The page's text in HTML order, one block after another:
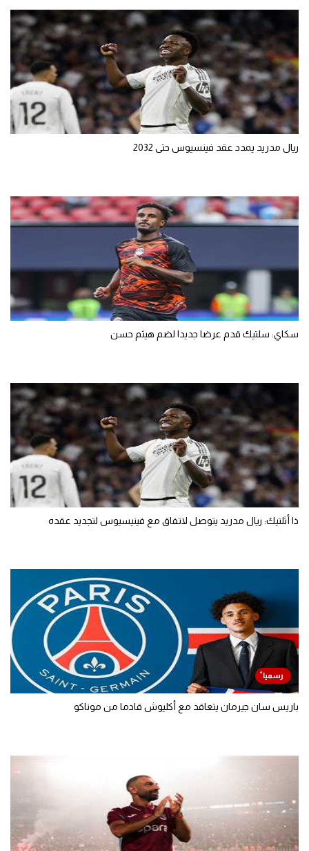
ريال مدريد يمدد عقد فينسيوس حتى 2032
سكاي: سلتيك قدم عرضا جديدا لضم هيثم حسن
ذا أثلتيك: ريال مدريد يتوصل لاتفاق مع فينيسيوس لتجديد عقده
باريس سان جيرمان يتعاقد مع أكليوش قادما من موناكو